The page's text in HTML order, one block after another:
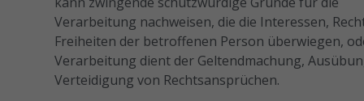
Verarbeitung nachweisen, die die Interessen,
Freiheiten der betroffenen Person überwiegen,
Verarbeitung dient der Geltendmachung,
Verteidigung von Rechtsansprüchen.